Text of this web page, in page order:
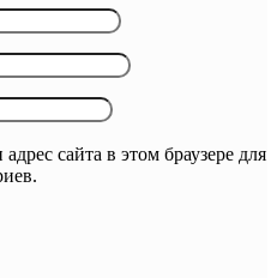
сайта в этом браузере для